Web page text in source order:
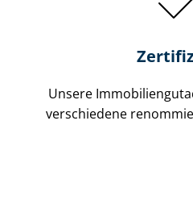
Unsere
verschiedene